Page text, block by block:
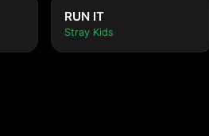
RUN IT
Stray Kids